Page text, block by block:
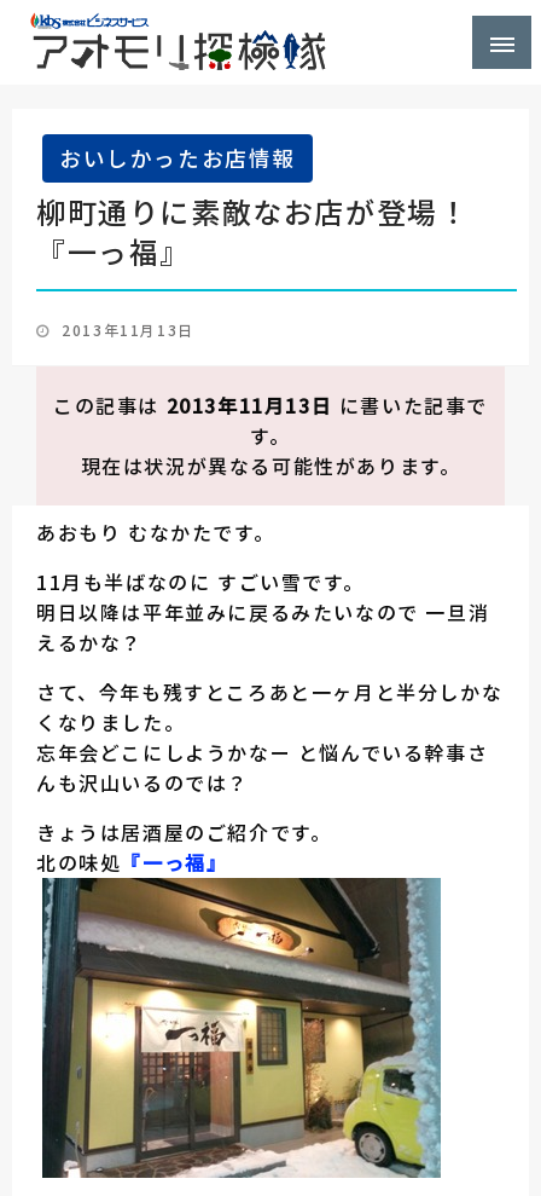
おいしかったお店情報
柳町通りに素敵なお店が登場！
『一っ福』
投
日:
2013年11月13日
この記事は 2013年11月13日 に書いた記事で
す。
現在は状況が異なる可能性があります。
あおもり むなかたです。
11月も半ばなのに すごい雪です。
明日以降は平年並みに戻るみたいなので 一旦消
えるかな？
さて、今年も残すところあと一ヶ月と半分しかな
くなりました。
忘年会どこにしようかなー と悩んでいる幹事さ
んも沢山いるのでは？
きょうは居酒屋のご紹介です。
北の味処 『一っ福』